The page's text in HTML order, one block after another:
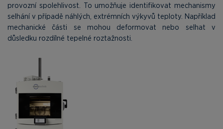
provozní spolehlivost. To umožňuje identifikovat mechanismy
selhání v případě náhlých, extrémních výkyvů teploty. Například
mechanické části se mohou deformovat nebo selhat v
důsledku rozdílné tepelné roztažnosti.